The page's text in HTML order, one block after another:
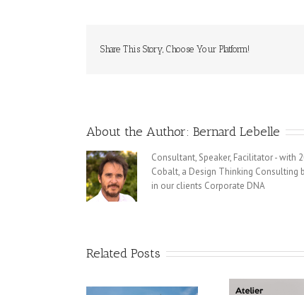
Share This Story, Choose Your Platform!
About the Author: Bernard Lebelle
Consultant, Speaker, Facilitator -
Cobalt, a Design Thinking
in our clients Corporate DNA
Related Posts